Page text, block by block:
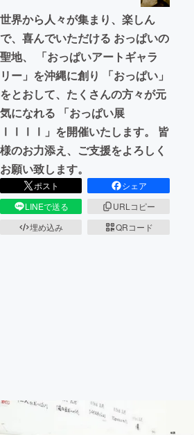
CAMPFIREふるさと納税machi-ya
世界から人々が集まり、楽しん
で、喜んでいただける おっぱいの
聖地、 「おっぱいアートギャラ
リー」を沖縄に創り 「おっぱい」
をとおして、たくさんの方々が元
気になれる 「おっぱい展
ⅠⅠⅠⅠ」を開催いたします。 皆
様のお力添え、ご支援をよろしく
お願い致します。
ポスト
シェア
LINEで送る
URLコピー
埋め込み
QRコード